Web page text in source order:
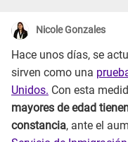
Nicole Gonzales
Hace unos días, se
sirven como una
Unidos. Con esta
mayores de edad
constancia, ante el